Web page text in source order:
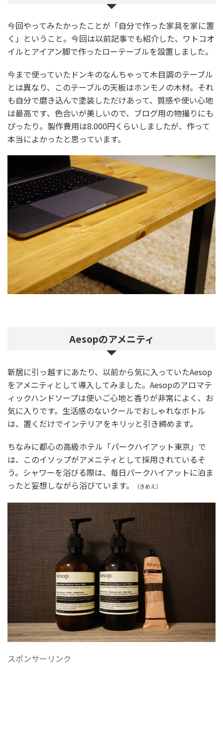
今回やってみたかったことが「自分で作った家具を家に置
く」ということ。今回は以前記事でも紹介した、ワトコオ
イルとアイアン脚で作ったローテーブルを設置しました。
今まで使っていたドンキのなんちゃって木目調のテーブル
とは異なり、このテーブルの天板はホンモノの木材。それ
も自分で磨き込んで塗装しただけあって、質感や使い心地
は最高です、色合いが美しいので、ブログ用の物撮りにも
ぴったり。製作費用は8.000円くらいしましたが、作って
本当によかったと思っています。
Aesopのアメニティ
新居に引っ越すにあたり、以前から気に入っていたAesop
をアメニティとして導入してみました。Aesopのアロマテ
ィックハンドソープは使いご心地と香りが非常によく、お
気に入りです。生活感のないクールでおしゃれなボトル
は、置くだけでインテリアをキリッと引き締めます。
ちなみに都心の高級ホテル「パークハイアット東京」で
は、このイソップがアメニティとして採用されているそ
う。シャワーを浴びる際は、毎日パークハイアットに泊ま
ったと妄想しながら浴びています。
（きめえ）
スポンサーリンク